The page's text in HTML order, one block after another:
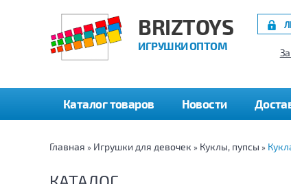
BRIZTOYS
ИГРУШКИ ОПТОМ
Каталог товаров Новости
Главная » Игрушки для девочек » Куклы, пупсы »